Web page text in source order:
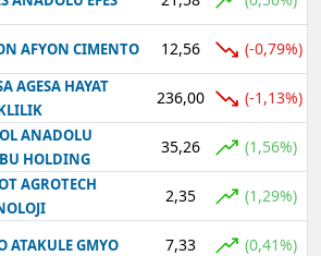
AFYON CIMENTO 12,56 (-0,79%)
AGESA HAYAT
236,00 (-1,13%)
ANADOLU
HOLDING
35,26 (1,56%)
AGROTECH
2,35 (1,29%)
ATAKULE GMYO 7,33 (0,41%)